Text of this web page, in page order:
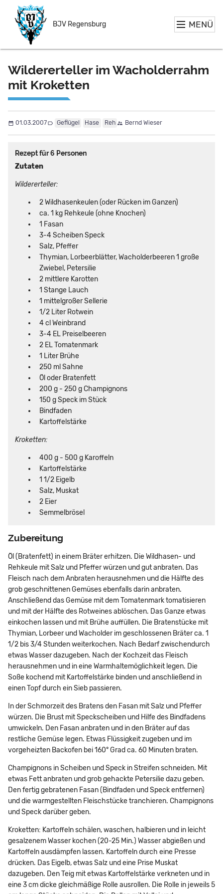
BJV Regensburg MENÜ
Wildererteller im Wacholderrahm
mit Kroketten
01.03.2007 Geflügel Hase Reh Bernd Wieser
Rezept für 6 Personen
Zutaten
Wildererteller:
2 Wildhasenkeulen (oder Rücken im Ganzen)
ca. 1 kg Rehkeule (ohne Knochen)
1 Fasan
3-4 Scheiben Speck
Salz, Pfeffer
Thymian, Lorbeerblätter, Wacholderbeeren 1 große
Zwiebel, Petersilie
2 mittlere Karotten
1 Stange Lauch
1 mittelgroßer Sellerie
1/2 Liter Rotwein
4 cl Weinbrand
3-4 EL Preiselbeeren
2 EL Tomatenmark
1 Liter Brühe
250 ml Sahne
Öl oder Bratenfett
200 g - 250 g Champignons
150 g Speck im Stück
Bindfaden
Kartoffelstärke
Kroketten:
400 g - 500 g Karoffeln
Kartoffelstärke
1 1/2 Eigelb
Salz, Muskat
2 Eier
Semmelbrösel
Zubereitung
Öl (Bratenfett) in einem Bräter erhitzen. Die Wildhasen- und
Rehkeule mit Salz und Pfeffer würzen und gut anbraten. Das
Fleisch nach dem Anbraten herausnehmen und die Hälfte des
grob geschnittenen Gemüses ebenfalls darin anbraten.
Anschließend das Gemüse mit dem Tomatenmark tomatisieren
und mit der Hälfte des Rotweines ablöschen. Das Ganze etwas
einkochen lassen und mit Brühe auffüllen. Die Bratenstücke mit
Thymian, Lorbeer und Wacholder im geschlossenen Bräter ca. 1
1/2 bis 3/4 Stunden weiterkochen. Nach Bedarf zwischendurch
etwas Wasser dazugeben. Nach der Kochzeit das Fleisch
herausnehmen und in eine Warmhaltemöglichkeit legen. Die
Soße kochend mit Kartoffelstärke binden und anschließend in
einen Topf durch ein Sieb passieren.
In der Schmorzeit des Bratens den Fasan mit Salz und Pfeffer
würzen. Die Brust mit Speckscheiben und Hilfe des Bindfadens
umwickeln. Den Fasan anbraten und in den Bräter auf das
restliche Gemüse legen. Etwas Flüssigkeit zugeben und im
vorgeheizten Backofen bei 160° Grad ca. 60 Minuten braten.
Champignons in Scheiben und Speck in Streifen schneiden. Mit
etwas Fett anbraten und grob gehackte Petersilie dazu geben.
Den fertig gebratenen Fasan (Bindfaden und Speck entfernen)
und die warmgestellten Fleischstücke tranchieren. Champignons
und Speck darüber geben.
Kroketten: Kartoffeln schälen, waschen, halbieren und in leicht
gesalzenem Wasser kochen (20-25 Min.) Wasser abgießen und
Kartoffeln ausdämpfen lassen. Kartoffeln durch eine Presse
drücken. Das Eigelb, etwas Salz und eine Prise Muskat
dazugeben. Den Teig mit etwas Kartoffelstärke verkneten und in
eine 3 cm dicke gleichmäßige Rolle ausrollen. Die Rolle in jeweils 5